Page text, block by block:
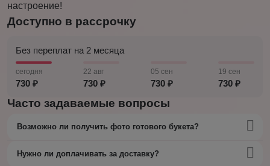
настроение!
Доступно в рассрочку
Без переплат на 2 месяца
сегодня
730 ₽
22 авг
730 ₽
05 сен
730 ₽
19 сен
730 ₽
Часто задаваемые вопросы
Возможно ли получить фото готового букета?
Нужно ли доплачивать за доставку?